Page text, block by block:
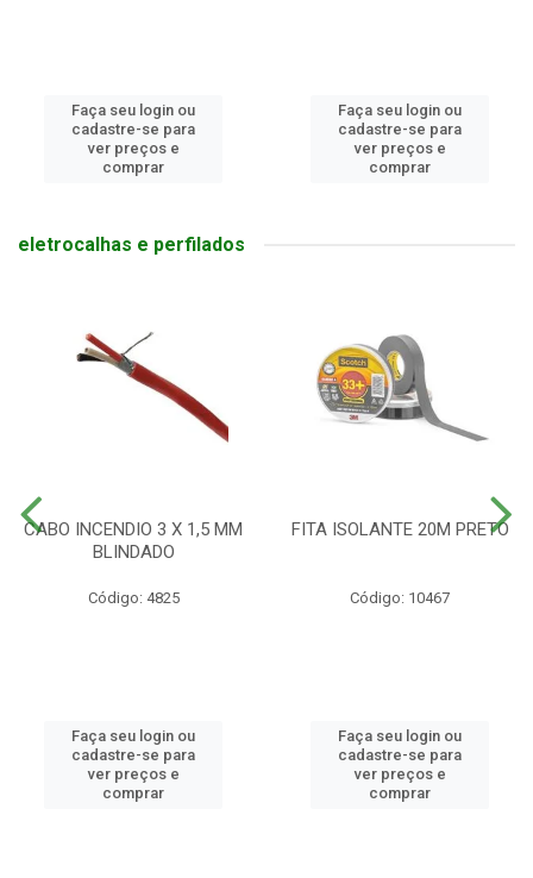
Faça seu login ou
cadastre-se para
ver preços e
comprar
Faça seu login ou
cadastre-se para
ver preços e
comprar
eletrocalhas e perfilados
CABO INCENDIO 3 X 1,5 MM
BLINDADO
Código: 4825
Faça seu login ou
cadastre-se para
ver preços e
comprar
FITA ISOLANTE 20M PRETO
Código: 10467
Faça seu login ou
cadastre-se para
ver preços e
comprar